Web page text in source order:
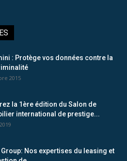
: Protège vos données contre la
2015
la 1ère édition du Salon de
international de prestige...
Group: Nos expertises du leasing et